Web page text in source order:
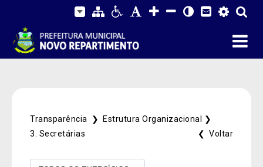
Transparência ❯
Estrutura Organizacional ❯
3. Secretárias
❮ Voltar